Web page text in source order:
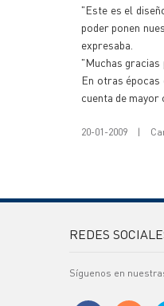
"Este es el
poder ponen
expresaba.
"Muchas
En otras épocas
cuenta de mayor
20-01-2009 |
REDES
Síguenos en